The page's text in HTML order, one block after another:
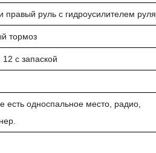
правый руль с гидроусилителем руля
тормоз
с запаской
есть односпальное место, радио,